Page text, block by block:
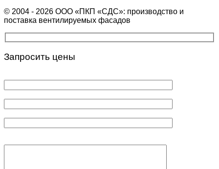
© 2004 - 2026 ООО «ПКП «СДС»: производство и
поставка вентилируемых фасадов
Запросить цены